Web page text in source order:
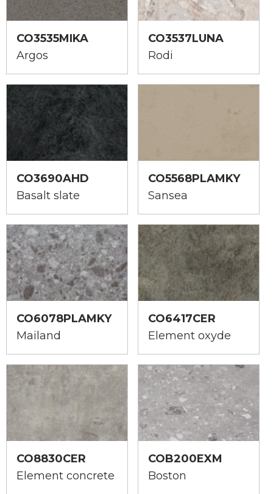
CO3535MIKA
Argos
CO3537LUNA
Rodi
CO3690AHD
Basalt slate
CO5568PLAMKY
Sansea
CO6078PLAMKY
Mailand
CO6417CER
Element oxyde
CO8830CER
Element concrete
COB200EXM
Boston